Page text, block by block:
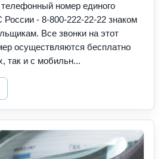
номер единого
- 8-800-222-22-22 знаком
Все звонки на этот
осуществляются бесплатно
так и с мобильн...